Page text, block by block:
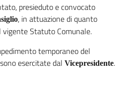
presieduto e convocato
, in attuazione di quanto
vigente Statuto Comunale.
temporaneo del
esercitate dal Vicepresidente.